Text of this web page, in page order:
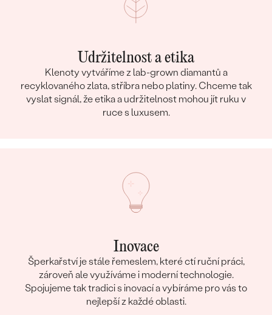
Udržitelnost a etika
Klenoty vytváříme z lab-grown diamantů a
recyklovaného zlata, stříbra nebo platiny. Chceme tak
vyslat signál, že etika a udržitelnost mohou jít ruku v
ruce s luxusem.
Inovace
Šperkařství je stále řemeslem, které ctí ruční práci,
zároveň ale využíváme i moderní technologie.
Spojujeme tak tradici s inovací a vybíráme pro vás to
nejlepší z každé oblasti.